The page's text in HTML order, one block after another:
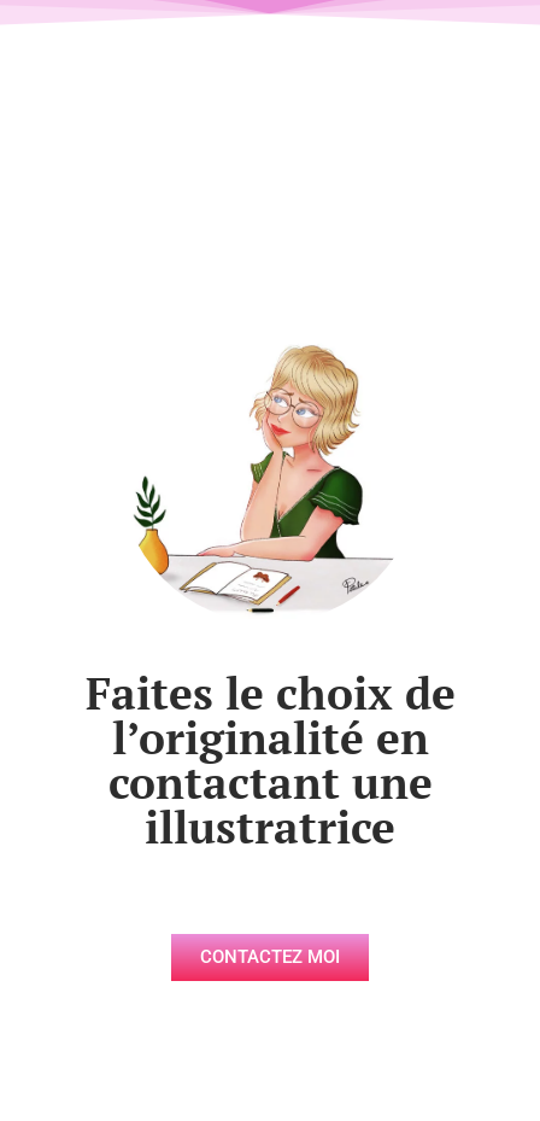
Faites le choix de
l’originalité en
contactant une
illustratrice
CONTACTEZ MOI